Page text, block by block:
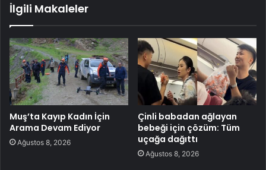
İlgili Makaleler
Muş’ta Kayıp Kadın İçin
Arama Devam Ediyor
Ağustos 8, 2026
Çinli babadan ağlayan
bebeği için çözüm: Tüm
uçağa dağıttı
Ağustos 8, 2026